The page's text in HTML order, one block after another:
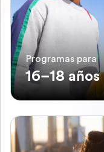
Programas para
16–18 años